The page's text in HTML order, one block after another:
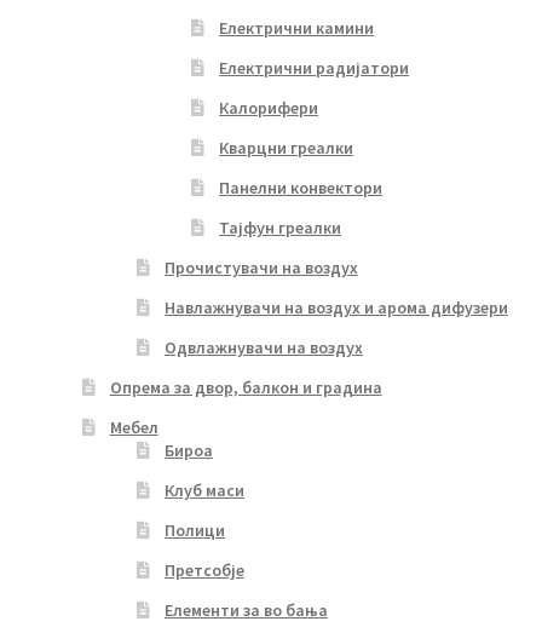
Електрични камини
Електрични радијатори
Калорифери
Кварцни греалки
Панелни конвектори
Тајфун греалки
Прочистувачи на воздух
Навлажнувачи на воздух и арома дифузери
Одвлажнувачи на воздух
Опрема за двор, балкон и градина
Мебел
Бироа
Клуб маси
Полици
Претсобје
Елементи за во бања